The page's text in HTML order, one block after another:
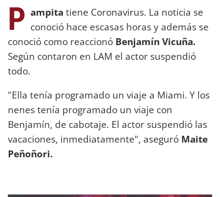
P ampita tiene Coronavirus. La noticia se
conoció hace escasas horas y además se
conoció como reaccionó Benjamín Vicuña.
Según contaron en LAM el actor suspendió
todo.
"Ella tenía programado un viaje a Miami. Y los
nenes tenía programado un viaje con
Benjamín, de cabotaje. El actor suspendió las
vacaciones, inmediatamente", aseguró Maite
Peñoñori.